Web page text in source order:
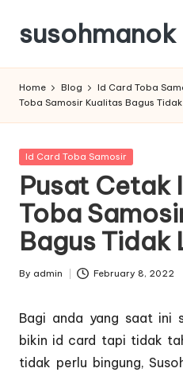
Skip
content
susohmanok
Home Blog Id Card Toba
Toba Samosir Kualitas Bagus
Posted
Id Card Toba Samosir
Pusat Cetak
Toba
Bagus Tidak
Posted
By admin February 8, 2022
Bagi anda yang saat ini
bikin id card tapi tidak
tidak perlu bingung,